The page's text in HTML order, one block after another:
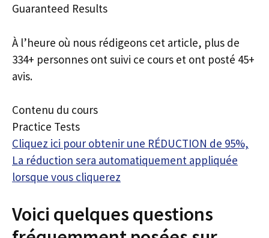
Guaranteed Results
À l’heure où nous rédigeons cet article, plus de
334+ personnes ont suivi ce cours et ont posté 45+
avis.
Contenu du cours
Practice Tests
Cliquez ici pour obtenir une RÉDUCTION de 95%,
La réduction sera automatiquement appliquée
lorsque vous cliquerez
Voici quelques questions